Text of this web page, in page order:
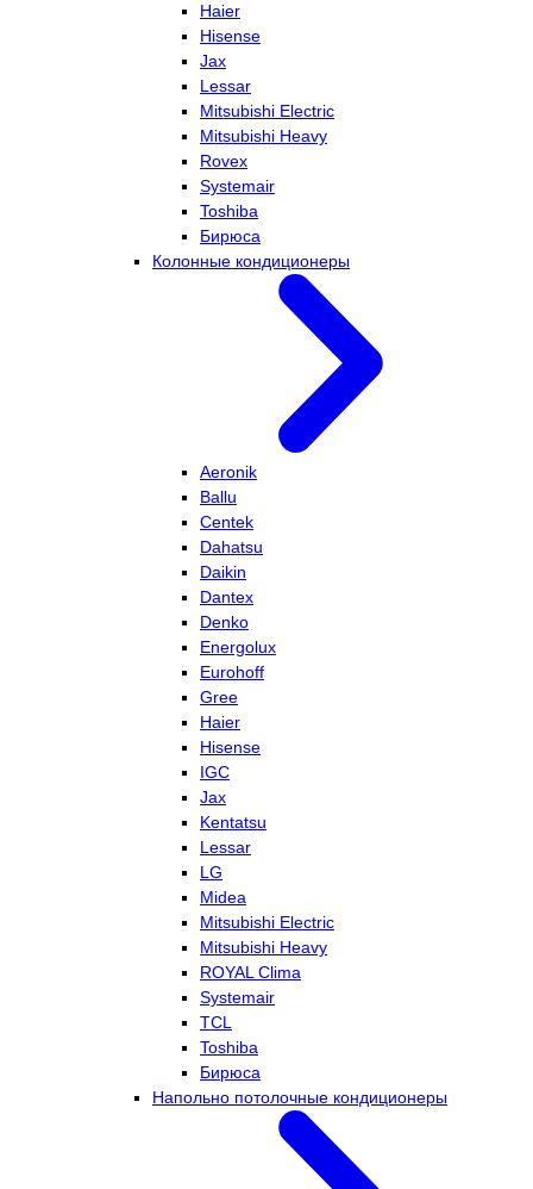
Haier
Hisense
Jax
Lessar
Mitsubishi Electric
Mitsubishi Heavy
Rovex
Systemair
Toshiba
Бирюса
Колонные кондиционеры
Aeronik
Ballu
Centek
Dahatsu
Daikin
Dantex
Denko
Energolux
Eurohoff
Gree
Haier
Hisense
IGC
Jax
Kentatsu
Lessar
LG
Midea
Mitsubishi Electric
Mitsubishi Heavy
ROYAL Clima
Systemair
TCL
Toshiba
Бирюса
Напольно потолочные кондиционеры